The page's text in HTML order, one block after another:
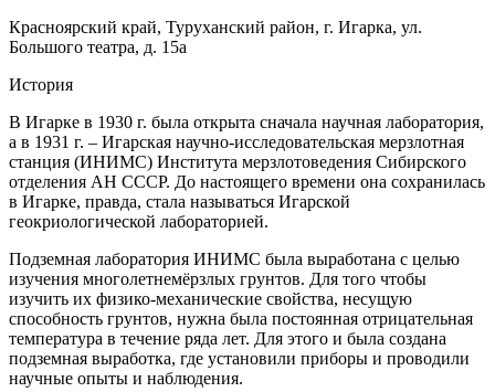
Красноярский край, Туруханский район, г. Игарка, ул.
Большого театра, д. 15а
История
В Игарке в 1930 г. была открыта сначала научная лаборатория,
а в 1931 г. – Игарская научно-исследовательская мерзлотная
станция (ИНИМС) Института мерзлотоведения Сибирского
отделения АН СССР. До настоящего времени она сохранилась
в Игарке, правда, стала называться Игарской
геокриологической лабораторией.
Подземная лаборатория ИНИМС была выработана с целью
изучения многолетнемёрзлых грунтов. Для того чтобы
изучить их физико-механические свойства, несущую
способность грунтов, нужна была постоянная отрицательная
температура в течение ряда лет. Для этого и была создана
подземная выработка, где установили приборы и проводили
научные опыты и наблюдения.